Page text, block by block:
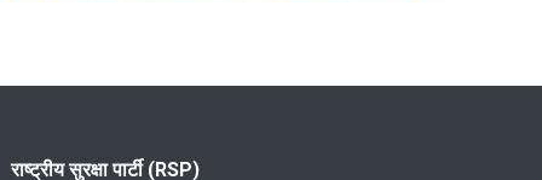
राष्ट्रीय सुरक्षा पार्टी (RSP)